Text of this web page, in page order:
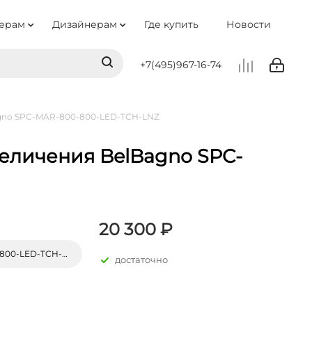
Дизайнерам Где купить Новости
+7(495)967-16-74
SPC-MAR-800-800-LED-TCH-LNZ
BelBagno SPC-
LED-TCH-LNZ
20 300 ₽
достаточно